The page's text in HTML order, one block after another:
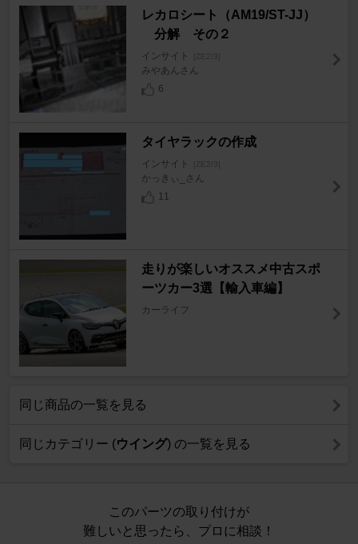
レカロシート（AM19/ST-JJ）
分解 その２
インサイト
みやあんさん
6
タイヤラックの作成
インサイト
かっきぃ_さん
11
走りが楽しいオススメ中古スポ
ーツカー3選【輸入車編】
カーライフ
同じ商品の一覧を見る
同じカテゴリー (ウイング) の一覧を見る
このパーツの取り付けが
難しいと思ったら、プロに相談！